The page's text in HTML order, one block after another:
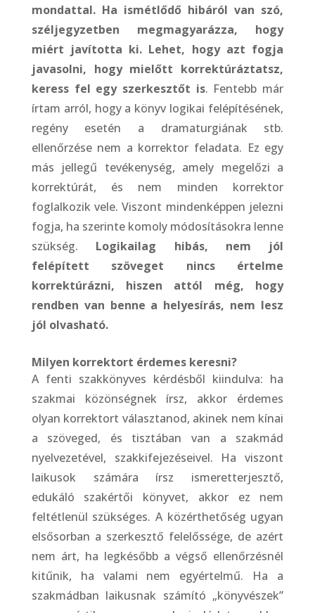
mondattal. Ha ismétlődő hibáról van szó,
széljegyzetben megmagyarázza, hogy
miért javította ki. Lehet, hogy azt fogja
javasolni, hogy mielőtt korrektúráztatsz,
keress fel egy szerkesztőt is. Fentebb már
írtam arról, hogy a könyv logikai felépítésének,
regény esetén a dramaturgiának stb.
ellenőrzése nem a korrektor feladata. Ez egy
más jellegű tevékenység, amely megelőzi a
korrektúrát, és nem minden korrektor
foglalkozik vele. Viszont mindenképpen jelezni
fogja, ha szerinte komoly módosításokra lenne
szükség. Logikailag hibás, nem jól
felépített szöveget nincs értelme
korrektúrázni, hiszen attól még, hogy
rendben van benne a helyesírás, nem lesz
jól olvasható.
Milyen korrektort érdemes keresni?
A fenti szakkönyves kérdésből kiindulva: ha
szakmai közönségnek írsz, akkor érdemes
olyan korrektort választanod, akinek nem kínai
a szöveged, és tisztában van a szakmád
nyelvezetével, szakkifejezéseivel. Ha viszont
laikusok számára írsz ismeretterjesztő,
edukáló szakértői könyvet, akkor ez nem
feltétlenül szükséges. A közérthetőség ugyan
elsősorban a szerkesztő felelőssége, de azért
nem árt, ha legkésőbb a végső ellenőrzésnél
kitűnik, ha valami nem egyértelmű. Ha a
szakmádban laikusnak számító „könyvészek”